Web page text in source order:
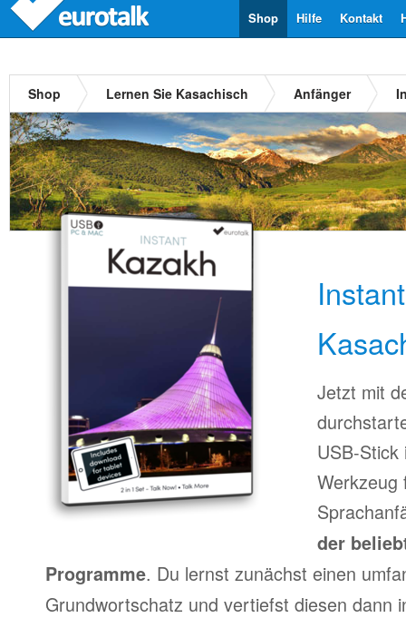
Kontakt
Hilfe
Shop
Shop Lernen Sie Kasachisch Anfänger
Jetzt mit
USB-
Werkzeug
der
Programme. Du lernst zunächst einen
Grundwortschatz und vertiefst diesen dann